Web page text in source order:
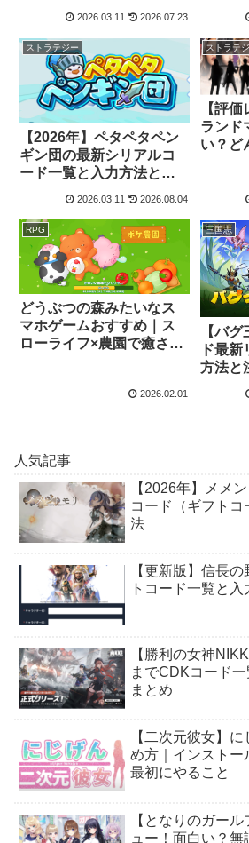
2026.03.11 2026.07.23
ストラテジー
【2026年】ペタペタペン
ギン団の最新シリアルコ
ード一覧と入力方法と注
2026.03.11 2026.08.04
ストラテ
【評
ランド
い？ど
RPG
どうぶつの森みたいなス
マホゲームおすすめ｜ス
ローライフ×農園で癒され
2026.02.01
三国志
【バ
ド最
方法と
人気記事
【2026年】メメ
コード（ギフト
法
【更新版】信長
トコード一覧と
【勝利の女神
までCDKコード
まとめ
【二次元彼女】
め方｜インストー
最初にやること
【となりのガー
ュー！面白い？